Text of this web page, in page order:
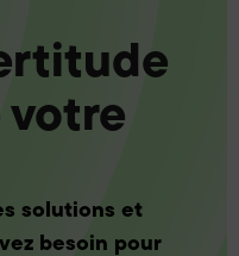
solutions et
besoin pour